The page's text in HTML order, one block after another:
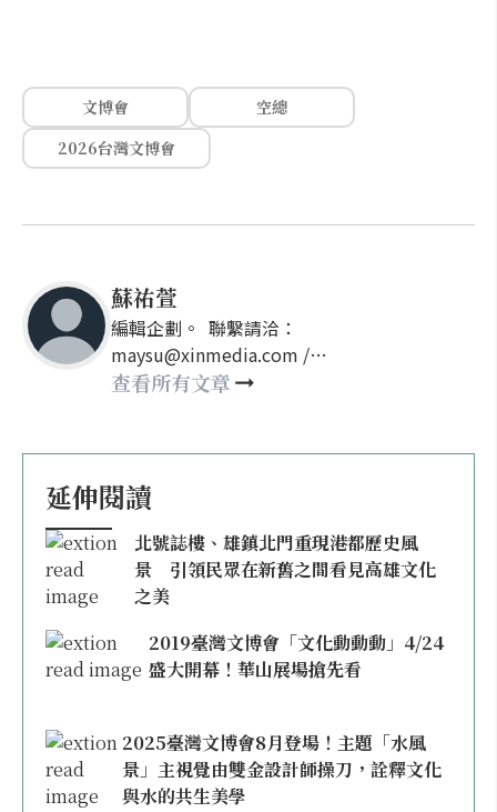
文博會
空總
2026台灣文博會
蘇祐萱
編輯企劃。 聯繫請洽：
maysu@xinmedia.com /
may860527@gmail.com
查看所有文章
延伸閱讀
北號誌樓、雄鎮北門重現港都歷史風
景 引領民眾在新舊之間看見高雄文化
之美
2019臺灣文博會「文化動動動」4/24
盛大開幕！華山展場搶先看
2025臺灣文博會8月登場！主題「水風
景」主視覺由雙金設計師操刀，詮釋文化
與水的共生美學